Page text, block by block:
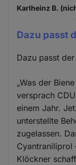
Karlheinz B.
Dazu passt
Dazu passt
„Was der
versprach
einem Jahr.
unterstellte
zugelassen.
Cyantraniliprol
Klöckner